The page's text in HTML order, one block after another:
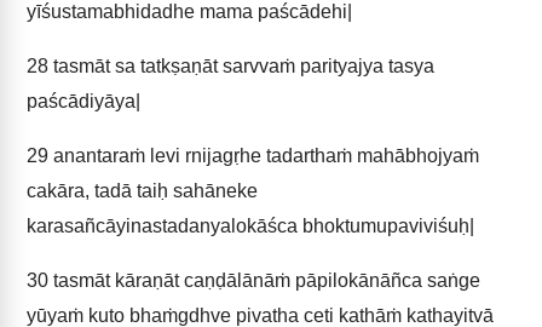
yīśustamabhidadhe mama paścādehi|
28 tasmāt sa tatkṣaṇāt sarvvaṁ parityajya tasya
paścādiyāya|
29 anantaraṁ levi rnijagṛhe tadarthaṁ mahābhojyaṁ
cakāra, tadā taiḥ sahāneke
karasañcāyinastadanyalokāśca bhoktumupaviviśuḥ|
30 tasmāt kāraṇāt caṇḍālānāṁ pāpilokānāñca saṅge
yūyaṁ kuto bhaṁgdhve pivatha ceti kathāṁ kathayitvā